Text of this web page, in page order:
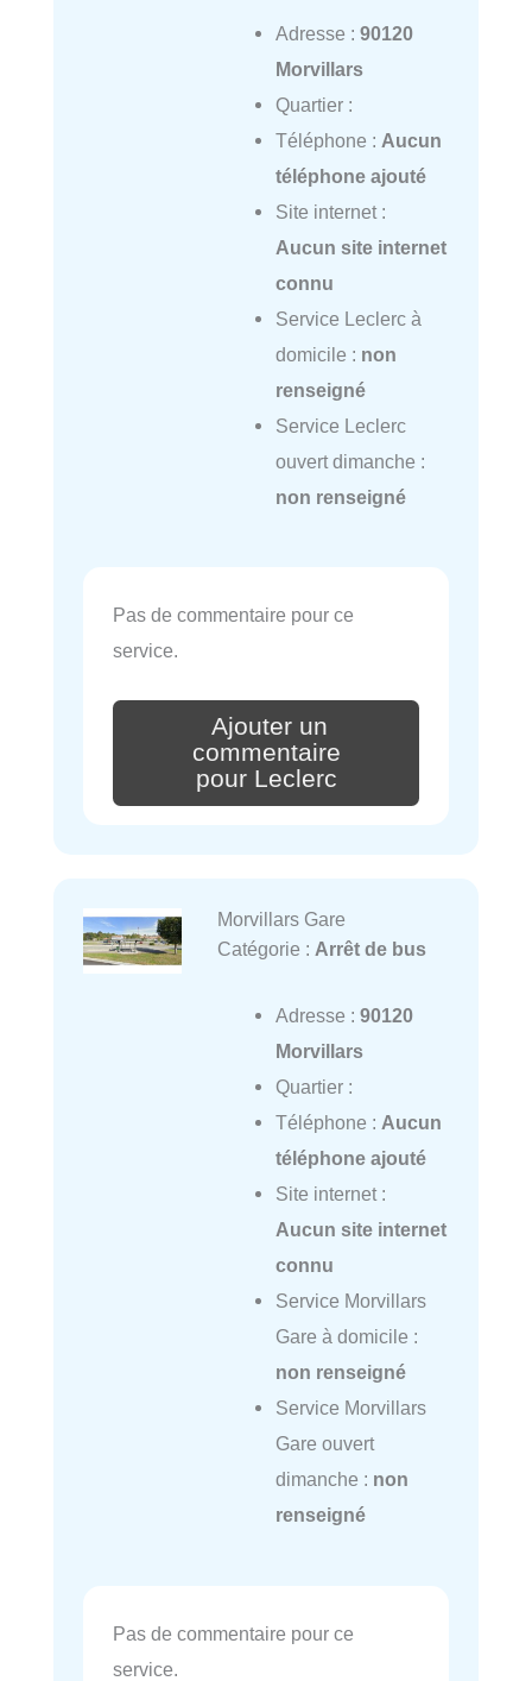
Adresse : 90120
Morvillars
Quartier :
Téléphone : Aucun
téléphone ajouté
Site internet :
Aucun site internet
connu
Service Leclerc à
domicile : non
renseigné
Service Leclerc
ouvert dimanche :
non renseigné
Pas de commentaire pour ce
service.
Ajouter un
commentaire
pour Leclerc
Morvillars Gare
Catégorie : Arrêt de bus
Adresse : 90120
Morvillars
Quartier :
Téléphone : Aucun
téléphone ajouté
Site internet :
Aucun site internet
connu
Service Morvillars
Gare à domicile :
non renseigné
Service Morvillars
Gare ouvert
dimanche : non
renseigné
Pas de commentaire pour ce
service.